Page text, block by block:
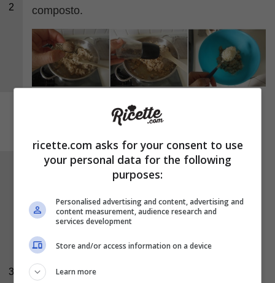
2
composto.
3
Infine unite l’
, fatelo incorporare nel
minuti. Dopo il tempo necessario, create delle
palline della stessa grandezza. Riscaldate il
brodo
preparato precedentemente. Quando il
brodo inizia bollire, mettete le palline una alla
volta dentro il liquido. Alzate leggermente il
ricette.com asks for your consent to use
your personal data for the following
purposes:
Personalised advertising and content, advertising and
content measurement, audience research and
services development
Store and/or access information on a device
Learn more